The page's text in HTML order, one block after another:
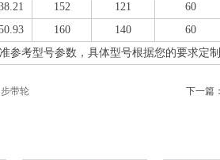
152 121
60
160 140
60
参考型号参数，具体型号根据您的要求定制
带轮 下一篇